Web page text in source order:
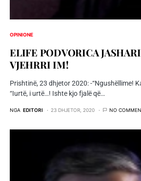
OPINIONE
ELIFE PODVORICA
VJEHRRI IM!
Prishtinë, 23 dhjetor 2020: -“Ngushëllime!
“Iurtë, i urtë…! Ishte kjo fjalë që…
NGA EDITORI 23 DHJETOR, 2020 NO